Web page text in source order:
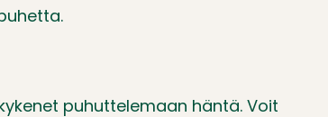
puhuttelemaan häntä. Voit